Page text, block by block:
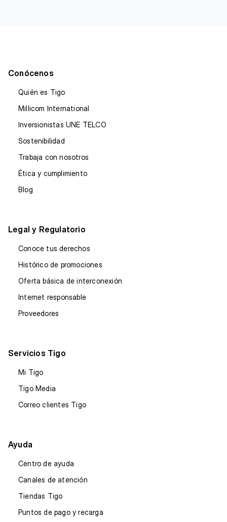
Conócenos
Quién es Tigo
Millicom International
Inversionistas UNE TELCO
Sostenibilidad
Trabaja con nosotros
Ética y cumplimiento
Blog
Legal y Regulatorio
Conoce tus derechos
Histórico de promociones
Oferta básica de interconexión
Internet responsable
Proveedores
Servicios Tigo
Mi Tigo
Tigo Media
Correo clientes Tigo
Ayuda
Centro de ayuda
Canales de atención
Tiendas Tigo
Puntos de pago y recarga